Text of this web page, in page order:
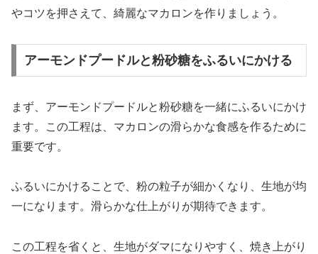
やコツを押さえて、綺麗なマカロンを作りましょう。
アーモンドプードルと粉砂糖をふるいにかける
まず、アーモンドプードルと粉砂糖を一緒にふるいにかけ
ます。この工程は、マカロンの滑らかな食感を作るために
重要です。
ふるいにかけることで、粉の粒子が細かくなり、生地が均
一になります。滑らかな仕上がりが期待できます。
この工程を省くと、生地がダマになりやすく、焼き上がり